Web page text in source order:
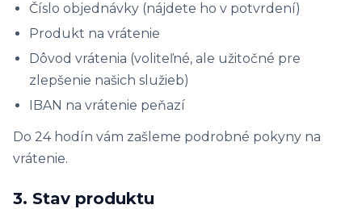
Číslo objednávky (nájdete ho v potvrdení)
Produkt na vrátenie
Dôvod vrátenia (voliteľné, ale užitočné pre
zlepšenie našich služieb)
IBAN na vrátenie peňazí
Do 24 hodín vám zašleme podrobné pokyny na
vrátenie.
3. Stav produktu